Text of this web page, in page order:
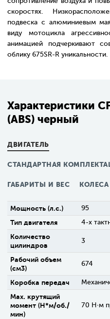
скоростях.
подвеска с алюминиевым
виду мотоцикла
анимацией подчеркивают
облику 675SR-R уникальности.
Характеристики
(ABS) черный
ДВИГАТЕЛЬ
СТАНДАРТНАЯ
ГАБАРИТЫ И ВЕС
Мощность (л.с.) 95
Тип двигателя 4-х
Количество
цилиндров
3
Рабочий объем
(см3)
674
Коробка передач
Max. крутящий
момент (H*м/об./
мин)
70 Н∙м